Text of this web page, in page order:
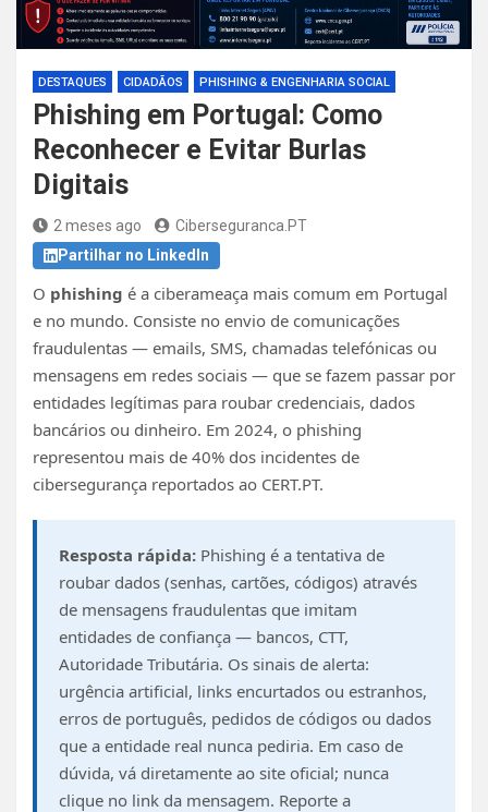
DESTAQUES CIDADÃOS PHISHING & ENGENHARIA SOCIAL
Phishing em Portugal: Como
Reconhecer e Evitar Burlas
Digitais
2 meses ago
Ciberseguranca.PT
Partilhar no LinkedIn
O phishing é a ciberameaça mais comum em Portugal
e no mundo. Consiste no envio de comunicações
fraudulentas — emails, SMS, chamadas telefónicas ou
mensagens em redes sociais — que se fazem passar por
entidades legítimas para roubar credenciais, dados
bancários ou dinheiro. Em 2024, o phishing
representou mais de 40% dos incidentes de
cibersegurança reportados ao CERT.PT.
Resposta rápida: Phishing é a tentativa de
roubar dados (senhas, cartões, códigos) através
de mensagens fraudulentas que imitam
entidades de confiança — bancos, CTT,
Autoridade Tributária. Os sinais de alerta:
urgência artificial, links encurtados ou estranhos,
erros de português, pedidos de códigos ou dados
que a entidade real nunca pediria. Em caso de
dúvida, vá diretamente ao site oficial; nunca
clique no link da mensagem. Reporte a